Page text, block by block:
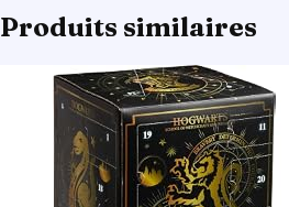
Produits similaires